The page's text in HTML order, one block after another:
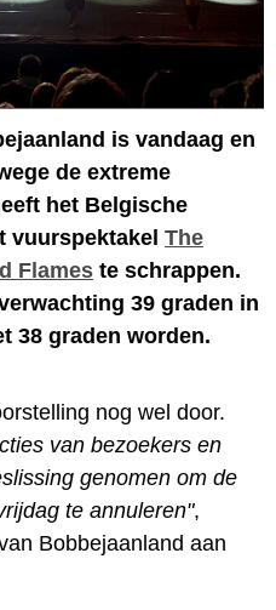
is vandaag en
de extreme
het Belgische
vuurspektakel The
Flames te schrappen.
39 graden in
38 graden worden.
nog wel door.
van bezoekers en
genomen om de
te annuleren",
Bobbejaanland aan